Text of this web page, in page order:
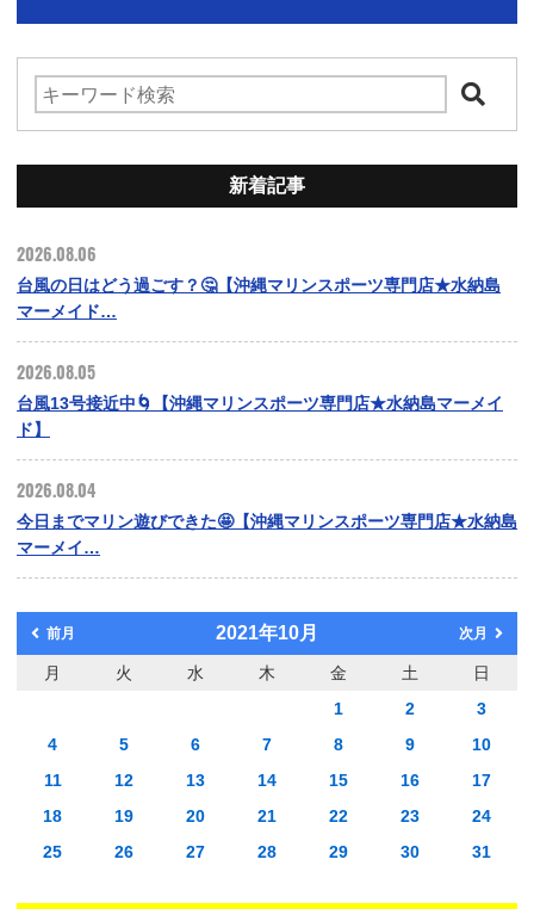
新着記事
2026.08.06
台風の日はどう過ごす？🤔【沖縄マリンスポーツ専門店★水納島
マーメイド…
2026.08.05
台風13号接近中🌀【沖縄マリンスポーツ専門店★水納島マーメイ
ド】
2026.08.04
今日までマリン遊びできた🤩【沖縄マリンスポーツ専門店★水納島
マーメイ…
前月 2021年10月 次月
月 火 水 木 金 土
日
1
2
3
4
5 6 7 8 9
10
11
12 13 14 15 16
17
18
19 20 21 22 23
24
25
26 27 28 29 30 31